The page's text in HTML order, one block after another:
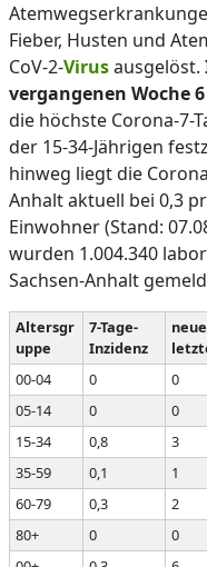
Fieber, Husten und
CoV-2-Virusausgelöst.
vergangenen Woche
die höchste Corona-7-
der 15-34-Jährigen
hinweg liegt die
Anhalt aktuell bei 0,3
Einwohner (Stand:
wurden 1.004.340
Sachsen-Anhalt
Altersgr
uppe
7-Tage-
Inzidenz
00-04
0 0
05-14
0 0
15-34
0,8 3
35-59
0,1 1
60-79
0,3 2
80+
0 0